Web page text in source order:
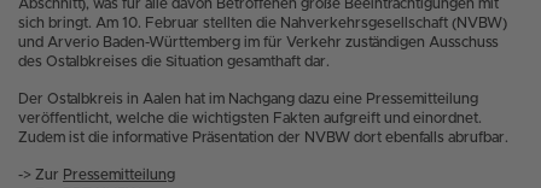
Abschnitt), was für alle davon Betroffenen große Beeinträchtigungen mit
sich bringt. Am 10. Februar stellten die Nahverkehrsgesellschaft (NVBW)
und Arverio Baden-Württemberg im für Verkehr zuständigen Ausschuss
des Ostalbkreises die Situation gesamthaft dar.
Der Ostalbkreis in Aalen hat im Nachgang dazu eine Pressemitteilung
veröffentlicht, welche die wichtigsten Fakten aufgreift und einordnet.
Zudem ist die informative Präsentation der NVBW dort ebenfalls abrufbar.
-> Zur Pressemitteilung